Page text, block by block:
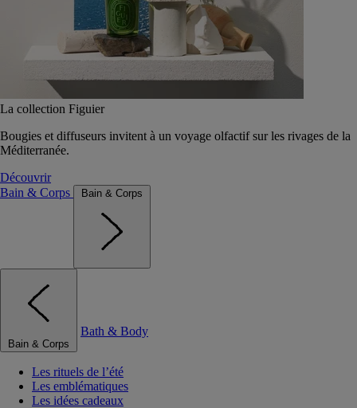
La collection Figuier
Bougies et diffuseurs invitent à un voyage olfactif sur les rivages de la
Méditerranée.
Découvrir
Bain & Corps
Bain & Corps
Bain & Corps
Bath & Body
Les rituels de l’été
Les emblématiques
Les idées cadeaux